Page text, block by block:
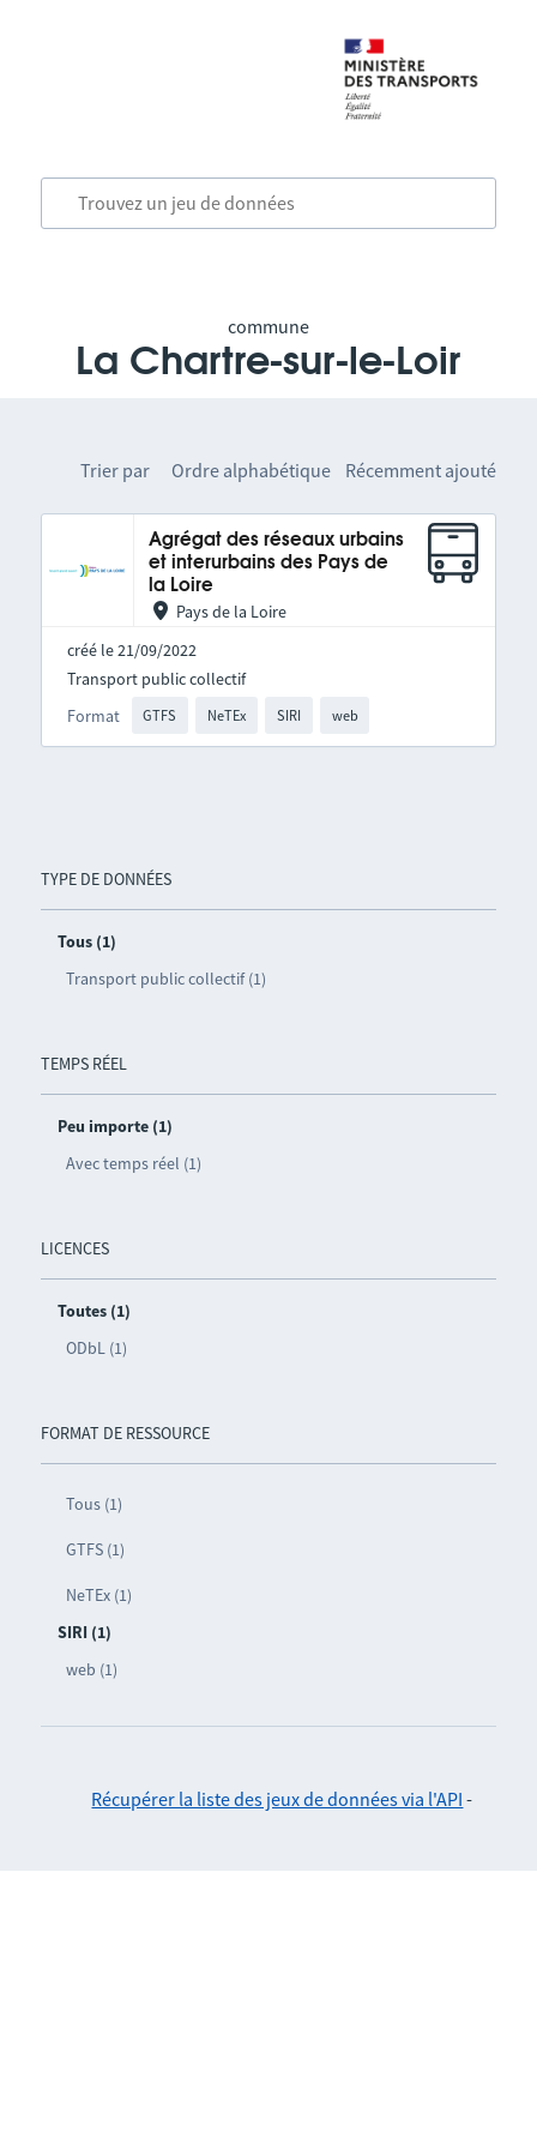
commune
La Chartre-sur-le-Loir
TYPE DE DONNÉES
Tous (1)
Transport public collectif (1)
TEMPS RÉEL
Peu importe (1)
Avec temps réel (1)
LICENCES
Toutes (1)
ODbL (1)
FORMAT DE RESSOURCE
Tous (1)
GTFS (1)
NeTEx (1)
SIRI (1)
web (1)
Trier par Ordre alphabétique Récemment ajouté
Agrégat des réseaux urbains
et interurbains des Pays de
la Loire
Pays de la Loire
créé le 21/09/2022
Format GTFS NeTEx SIRI web
Transport public collectif
Récupérer la liste des jeux de données via l'API -